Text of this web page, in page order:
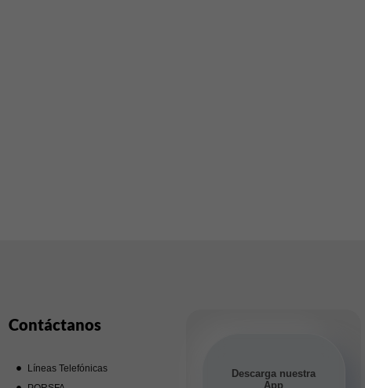
Contáctanos
Líneas Telefónicas
Descarga nuestra
App